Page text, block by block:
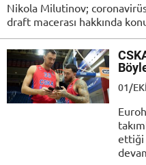
Nikola Milutinov;
draft macerası hakkında
01/
ettiği